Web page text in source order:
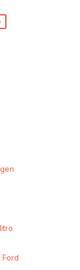
Ford